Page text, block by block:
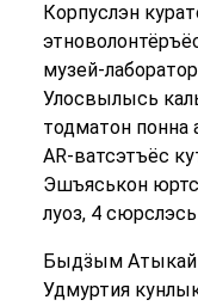
Корпуслэн
музей-
Улосвылысь
тодматон понна
AR-ватсэтъёс
Эшъяськон
луоз, 4
Быдӟым Атыкай
Удмуртия